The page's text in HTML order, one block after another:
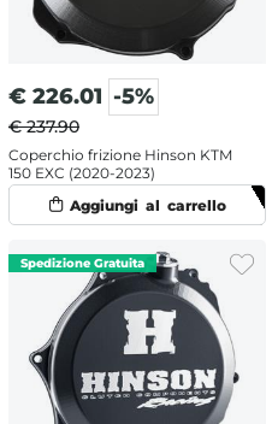
€ 226.01 -5%
€ 237.90
Coperchio frizione Hinson KTM
150 EXC (2020-2023)